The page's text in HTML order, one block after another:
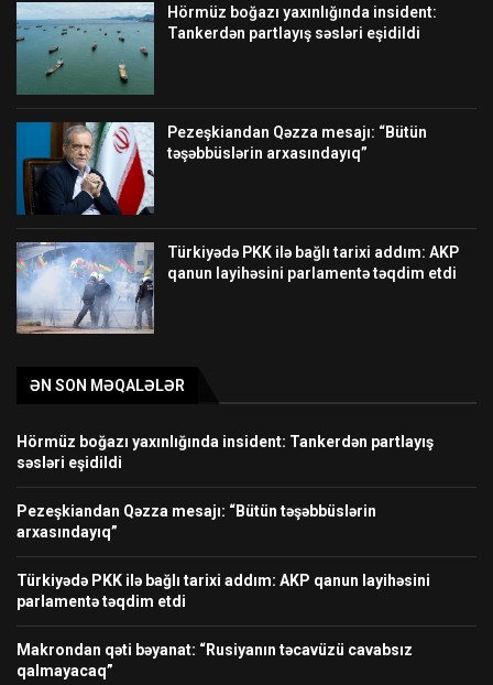
Hörmüz boğazı yaxınlığında insident:
Tankerdən partlayış səsləri eşidildi
Pezeşkiandan Qəzza mesajı: “Bütün
təşəbbüslərin arxasındayıq”
Türkiyədə PKK ilə bağlı tarixi addım: AKP
qanun layihəsini parlamentə təqdim etdi
ƏN SON MƏQALƏLƏR
Hörmüz boğazı yaxınlığında insident: Tankerdən partlayış
səsləri eşidildi
Pezeşkiandan Qəzza mesajı: “Bütün təşəbbüslərin
arxasındayıq”
Türkiyədə PKK ilə bağlı tarixi addım: AKP qanun layihəsini
parlamentə təqdim etdi
Makrondan qəti bəyanat: “Rusiyanın təcavüzü cavabsız
qalmayacaq”